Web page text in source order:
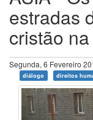
estradas
cristão
Segunda, 6 Fevereiro
diálogo direitos